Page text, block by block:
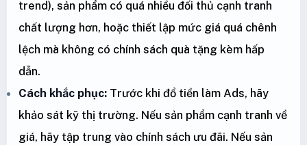
trend), sản phẩm có quá nhiều đối thủ cạnh tranh
chất lượng hơn, hoặc thiết lập mức giá quá chênh
lệch mà không có chính sách quà tặng kèm hấp
dẫn.
Cách khắc phục: Trước khi đổ tiền làm Ads, hãy
khảo sát kỹ thị trường. Nếu sản phẩm cạnh tranh về
giá, hãy tập trung vào chính sách ưu đãi. Nếu sản